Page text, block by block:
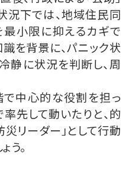
況下では、地域住民同
小限に抑えるカギで
を背景に、パニック状
静に状況を判断し、周
中心的な役割を担っ
先して動いたりと、的
リーダー」として行動
う。